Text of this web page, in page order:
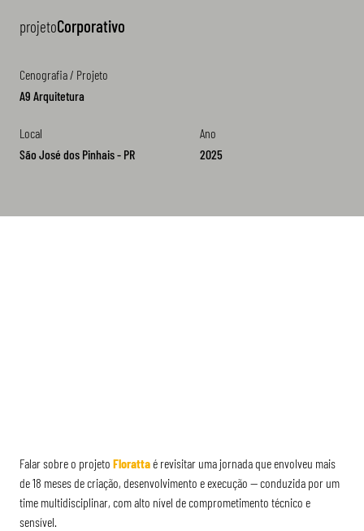
projetoCorporativo
Cenografia / Projeto
A9 Arquitetura
Local
São José dos Pinhais - PR
Ano
2025
Falar sobre o projeto Florattaé revisitar uma jornada que envolveu mais
de 18 meses de criação, desenvolvimento e execução — conduzida por um
time multidisciplinar, com alto nível de comprometimento técnico e
sensível.